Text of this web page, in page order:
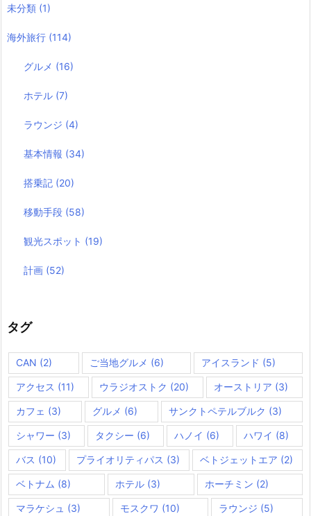
未分類 (1)
海外旅行 (114)
グルメ (16)
ホテル (7)
ラウンジ (4)
基本情報 (34)
搭乗記 (20)
移動手段 (58)
観光スポット (19)
計画 (52)
タグ
CAN (2) ご当地グルメ (6) アイスランド (5)
アクセス (11) ウラジオストク (20) オーストリア (3)
カフェ (3) グルメ (6) サンクトペテルブルク (3)
シャワー (3) タクシー (6) ハノイ (6) ハワイ (8)
バス (10) プライオリティパス (3) ベトジェットエア (2)
ベトナム (8) ホテル (3) ホーチミン (2)
マラケシュ (3) モスクワ (10) ラウンジ (5)